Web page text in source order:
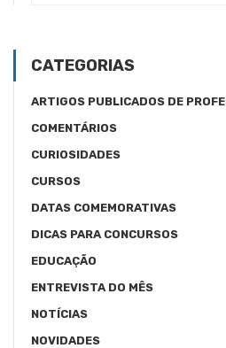
CATEGORIAS
ARTIGOS PUBLICADOS DE
COMENTÁRIOS
CURIOSIDADES
CURSOS
DATAS COMEMORATIVAS
DICAS PARA CONCURSOS
EDUCAÇÃO
ENTREVISTA DO MÊS
NOTÍCIAS
NOVIDADES